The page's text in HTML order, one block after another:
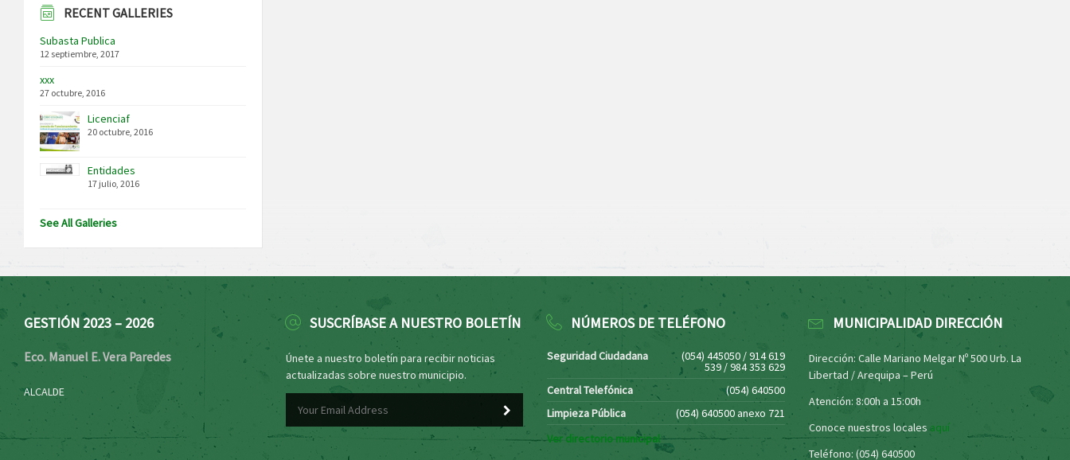
RECENT GALLERIES
Subasta Publica
12 septiembre, 2017
xxx
27 octubre, 2016
Licenciaf
20 octubre, 2016
Entidades
17 julio, 2016
See All Galleries
GESTIÓN 2023 – 2026
Eco. Manuel E. Vera Paredes
ALCALDE
SUSCRÍBASE A NUESTRO BOLETÍN
Únete a nuestro boletín para recibir noticias
actualizadas sobre nuestro municipio.
NÚMEROS DE TELÉFONO
Seguridad Ciudadana (054) 445050 / 914 619
539 / 984 353 629
Central Telefónica
(054) 640500
Limpieza Pública
(054) 640500 anexo 721
Ver directorio municipal
MUNICIPALIDAD DIRECCIÓN
Dirección: Calle Mariano Melgar Nº 500 Urb. La
Libertad / Arequipa – Perú
Atención: 8:00h a 15:00h
Conoce nuestros locales aquí
Teléfono: (054) 640500